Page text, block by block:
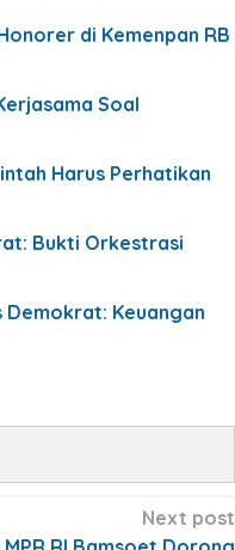
di Kemenpan RB
Soal
Harus Perhatikan
Bukti Orkestrasi
Demokrat: Keuangan
Next post